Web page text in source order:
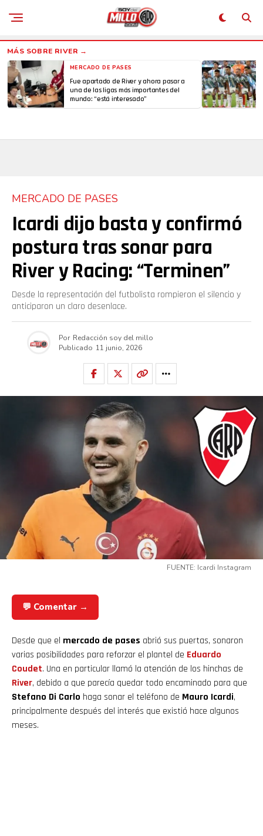
MERCADO DE PASES
Fue apartado de River y ahora pasar a
una de las ligas más importantes del
mundo: “está interesado”
MERCADO DE PASES
Icardi dijo basta y confirmó
postura tras sonar para
River y Racing: “Terminen”
Desde la representación del futbolista rompieron el silencio y
anticiparon un claro desenlace.
Por Redacción soy del millo
Publicado 11 junio, 2026
FUENTE: Icardi Instagram
💬 Comentar →
Desde que el mercado de pases abrió sus puertas, sonaron
varias posibilidades para reforzar el plantel de Eduardo
Coudet. Una en particular llamó la atención de los hinchas de
River, debido a que parecía quedar todo encaminado para que
Stefano Di Carlo haga sonar el teléfono de Mauro Icardi,
principalmente después del interés que existió hace algunos
meses.